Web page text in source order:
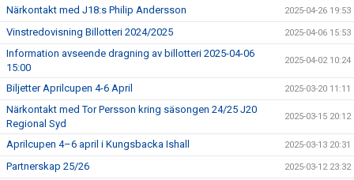
Närkontakt med J18:s Philip Andersson 2025-04-26 19:53
Vinstredovisning Billotteri 2024/2025 2025-04-06 15:53
Information avseende dragning av billotteri 2025-04-06
15:00
2025-04-02 10:24
Biljetter Aprilcupen 4-6 April 2025-03-20 11:11
Närkontakt med Tor Persson kring säsongen 24/25 J20
Regional Syd
2025-03-15 20:12
Aprilcupen 4–6 april i Kungsbacka Ishall 2025-03-13 20:31
Partnerskap 25/26 2025-03-12 23:32